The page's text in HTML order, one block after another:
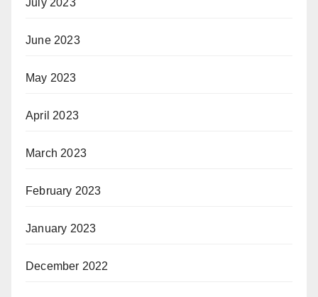
July 2023
June 2023
May 2023
April 2023
March 2023
February 2023
January 2023
December 2022